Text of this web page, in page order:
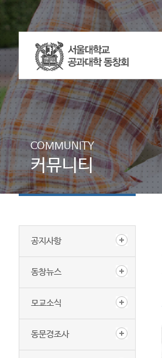
COMMUNITY
커뮤니티
공지사항
동창뉴스
모교소식
동문경조사